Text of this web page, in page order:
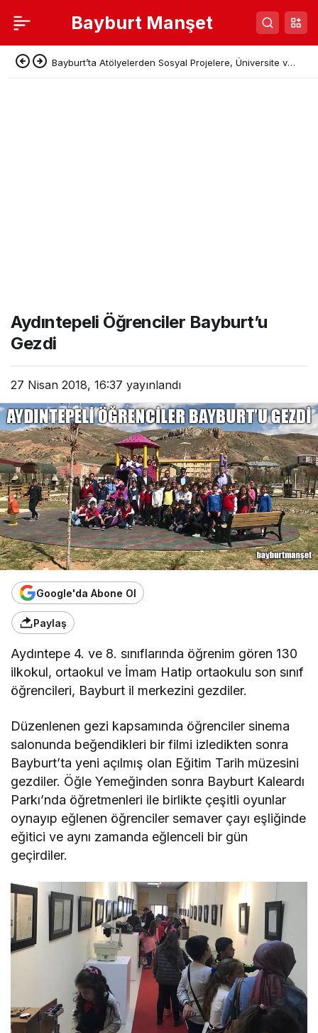
Bayburt Manşet
Bayburt’ta Atölyelerden Sosyal Projelere, Üniversite ve
Aydıntepeli Öğrenciler Bayburt’u
Gezdi
27 Nisan 2018, 16:37 yayınlandı
Google'da Abone Ol
Paylaş
Aydıntepe 4. ve 8. sınıflarında öğrenim gören 130
ilkokul, ortaokul ve İmam Hatip ortaokulu son sınıf
öğrencileri, Bayburt il merkezini gezdiler.
Düzenlenen gezi kapsamında öğrenciler sinema
salonunda beğendikleri bir filmi izledikten sonra
Bayburt’ta yeni açılmış olan Eğitim Tarih müzesini
gezdiler. Öğle Yemeğinden sonra Bayburt Kaleardı
Parkı’nda öğretmenleri ile birlikte çeşitli oyunlar
oynayıp eğlenen öğrenciler semaver çayı eşliğinde
eğitici ve aynı zamanda eğlenceli bir gün
geçirdiler.